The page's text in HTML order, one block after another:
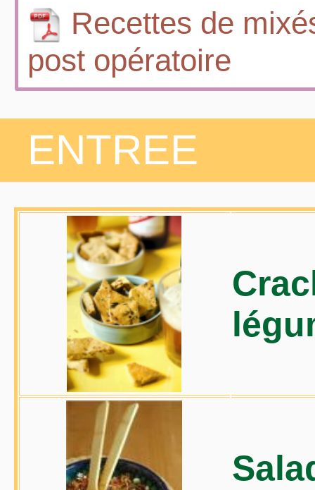
Recettes de
post opératoire
ENTREE